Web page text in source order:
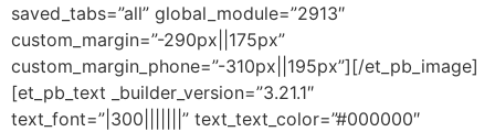
saved_tabs=”all” global_module=”2913″
custom_margin=”-290px||175px”
custom_margin_phone=”-310px||195px”][/et_pb_image]
[et_pb_text _builder_version=”3.21.1″
text_font=”|300|||||||” text_text_color=”#000000″